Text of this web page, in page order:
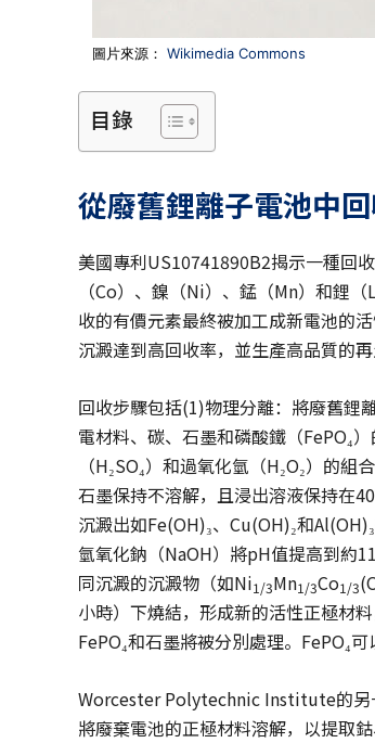
圖片來源： Wikimedia Commons
目錄
從廢舊鋰離子電池中
美國專利US10741890B2揭示一種回
（Co）、鎳（Ni）、錳（Mn）和鋰
收的有價元素最終被加工成新電池的
沉澱達到高回收率，並生產高品質的
回收步驟包括(1)物理分離：將廢舊鋰
電材料、碳、石墨和磷酸鐵（FePO₄
（H₂SO₄）和過氧化氫（H₂O₂）的
石墨保持不溶解，且浸出溶液保持在
沉澱出如Fe(OH)₃、Cu(OH)₂和
氫氧化鈉（NaOH）將pH值提高到約
同沉澱的沉澱物（如Ni1/3Mn1/3Co1/3
小時）下燒結，形成新的活性正極材
FePO₄和石墨將被分別處理。FePO₄
Worcester Polytechnic Institute的另
將廢棄電池的正極材料溶解，以提取